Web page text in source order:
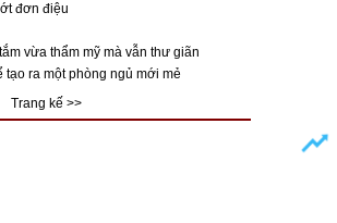
đơn điệu
vừa thẩm mỹ mà vẫn thư giãn
ra một phòng ngủ mới mẻ
Trang kế >>